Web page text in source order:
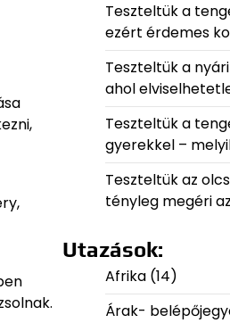
Teszteltük a
ezért érdemes
Teszteltük a
ahol
Teszteltük a
gyerekkel –
Teszteltük az
tényleg megéri
Utazások:
Afrika(14)
Árak-